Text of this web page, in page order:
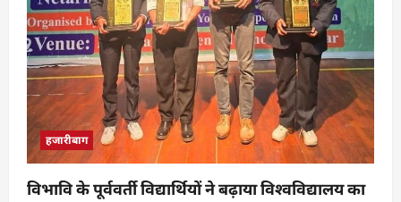
हजारीबाग
विभावि के पूर्ववर्ती विद्यार्थियों ने बढ़ाया विश्वविद्यालय का